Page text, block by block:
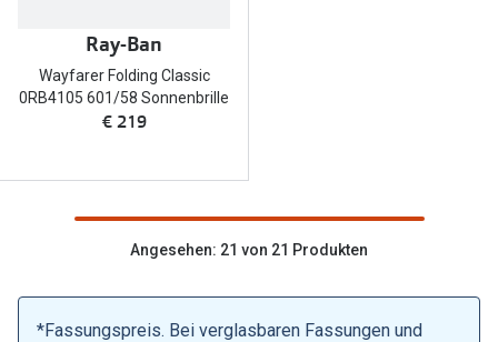
Ray-Ban
Wayfarer Folding Classic
0RB4105 601/58 Sonnenbrille
€ 219
Angesehen: 21 von 21 Produkten
*Fassungspreis. Bei verglasbaren Fassungen und